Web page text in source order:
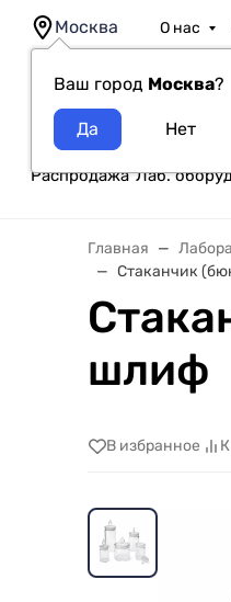
Москва
Ваш город Москва?
О нас
Распродажа Лаб.
Главная
Стаканчик
шлиф
В избранное